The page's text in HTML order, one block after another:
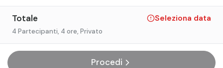
Totale Seleziona data
4 Partecipanti, 4 ore, Privato
Procedi